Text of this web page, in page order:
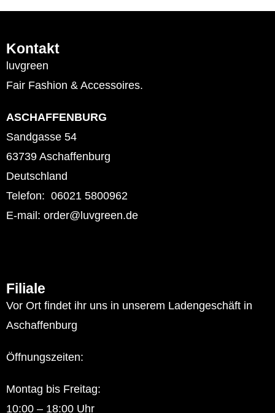
Kontakt
luvgreen
Fair Fashion & Accessoires.
ASCHAFFENBURG
Sandgasse 54
63739 Aschaffenburg
Deutschland
Telefon: 06021 5800962
E-mail: order@luvgreen.de
Filiale
Vor Ort findet ihr uns in unserem Ladengeschäft in
Aschaffenburg
Öffnungszeiten:
Montag bis Freitag:
10:00 – 18:00 Uhr